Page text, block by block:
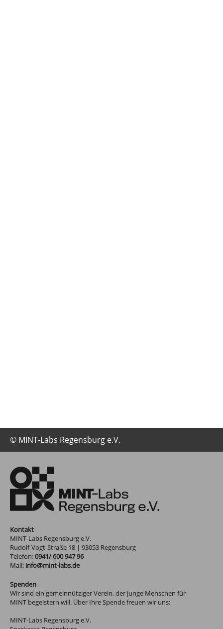
© MINT-Labs Regensburg e.V.
Kontakt
MINT-Labs Regensburg e.V.
Rudolf-Vogt-Straße 18 | 93053 Regensburg
Telefon:0941/ 600 947 96
Mail: info@mint-labs.de
Spenden
Wir sind ein gemeinnütziger Verein, der junge Menschen für
MINT begeistern will. Über Ihre Spende freuen wir uns:
MINT-Labs Regensburg e.V.